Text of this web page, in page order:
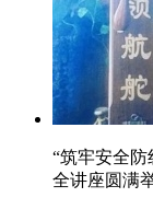
“筑牢安全
全讲座圆满